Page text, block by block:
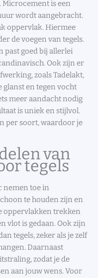
is een
wordt aangebracht.
oppervlak. Hiermee
de voegen van tegels.
past goed bij allerlei
Ook zijn er
zoals Tadelakt,
en tegen vocht
meer aandacht nodig
is uniek en stijlvol.
per soort, waardoor je
van
tegels
nemen toe in
te houden zijn en
oppervlakken trekken
vlot is gedaan. Ook zijn
tegels, zeker als je zelf
Daarnaast
zodat je de
aan jouw wens. Voor